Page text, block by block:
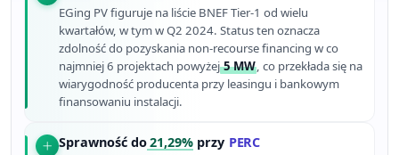
EGing PV figuruje na liście BNEF Tier-1 od wielu
kwartałów, w tym w Q2 2024. Status ten oznacza
zdolność do pozyskania non-recourse financing w co
najmniej 6 projektach powyżej5 MW, co przekłada się na
wiarygodność producenta przy leasingu i bankowym
finansowaniu instalacji.
Sprawność do21,29% przy PERC